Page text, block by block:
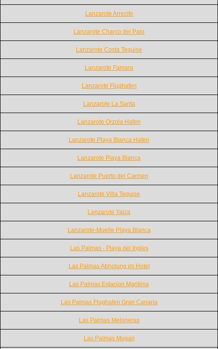
Lanzarote Arrecife
Lanzarote Charco del Palo
Lanzarote Costa Teguise
Lanzarote Famara
Lanzarote Flughafen
Lanzarote La Santa
Lanzarote Orzola Hafen
Lanzarote Playa Blanca Hafen
Lanzarote Playa Blanca
Lanzarote Puerto del Carmen
Lanzarote Villa Teguise
Lanzarote Yaiza
Lanzarote-Muelle Playa Blanca
Las Palmas - Playa del Ingles
Las Palmas Abholung im Hotel
Las Palmas Estacion Maritima
Las Palmas Flughafen Gran Canaria
Las Palmas Meloneras
Las Palmas Mogan